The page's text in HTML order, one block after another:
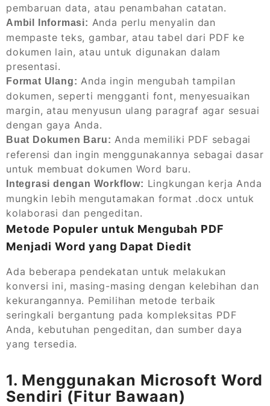
pembaruan data, atau penambahan catatan.
Ambil Informasi: Anda perlu menyalin dan
mempaste teks, gambar, atau tabel dari PDF ke
dokumen lain, atau untuk digunakan dalam
presentasi.
Format Ulang: Anda ingin mengubah tampilan
dokumen, seperti mengganti font, menyesuaikan
margin, atau menyusun ulang paragraf agar sesuai
dengan gaya Anda.
Buat Dokumen Baru: Anda memiliki PDF sebagai
referensi dan ingin menggunakannya sebagai dasar
untuk membuat dokumen Word baru.
Integrasi dengan Workflow: Lingkungan kerja Anda
mungkin lebih mengutamakan format .docx untuk
kolaborasi dan pengeditan.
Metode Populer untuk Mengubah PDF
Menjadi Word yang Dapat Diedit
Ada beberapa pendekatan untuk melakukan
konversi ini, masing-masing dengan kelebihan dan
kekurangannya. Pemilihan metode terbaik
seringkali bergantung pada kompleksitas PDF
Anda, kebutuhan pengeditan, dan sumber daya
yang tersedia.
1. Menggunakan Microsoft Word
Sendiri (Fitur Bawaan)